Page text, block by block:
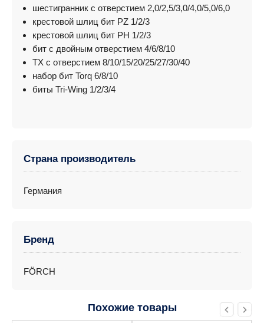
шестигранник с отверстием 2,0/2,5/3,0/4,0/5,0/6,0
крестовой шлиц бит PZ 1/2/3
крестовой шлиц бит PH 1/2/3
бит с двойным отверстием 4/6/8/10
TX с отверстием 8/10/15/20/25/27/30/40
набор бит Torq 6/8/10
биты Tri-Wing 1/2/3/4
Страна производитель
Германия
Бренд
FÖRCH
Похожие товары